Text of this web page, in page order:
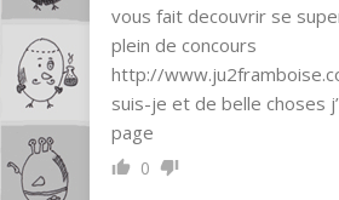
vous fait decouvrir se
plein de concours
http://
suis-je et de belle choses
page
0